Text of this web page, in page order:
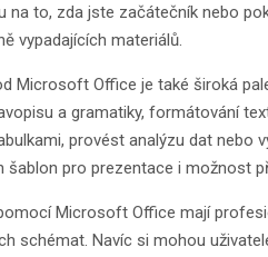
na to, zda jste začátečník nebo
vypadajících materiálů.
Microsoft Office je také široká
a gramatiky, formátování
provést analýzu dat nebo
šablon pro prezentace i možnost
Microsoft Office mají
schémat. Navíc si mohou